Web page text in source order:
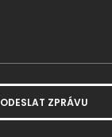
ODESLAT ZPRÁVU